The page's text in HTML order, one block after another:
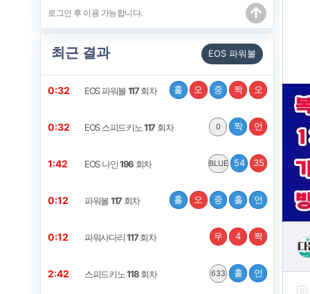
최근 결과 EOS 파워볼
0:31 EOS 파워볼117회차 홀 오 중 짝 오
0:31 EOS 스피드키노117 회차 0 짝 언
1:41 EOS 나인196 회차 BLUE 54 35
0:11 파워볼117회차 홀 오 중 홀 언
0:11 파워사다리117회차 우 4 짝
2:41 스피드키노118회차 633 홀 언